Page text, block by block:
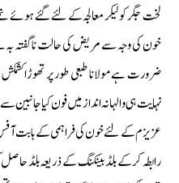
لخت جگر کو لیکر معالجہ کے لئے گئے
خون کی وجہ سے مریض کی حالت ناگفتہ
ضرورت ہے مولانا طبعی طور پر تھوڑا
نہایت ہی والہانہ انداز میں فون کیا
عزیزم کے لئے خون كى فراہمی کے بابت آفس
رابطہ کرکے بلڈ بینکنگ کے ذریعہ بلڈ